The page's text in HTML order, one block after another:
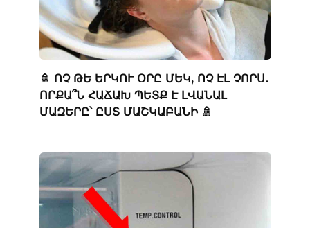
🚿 ՈՉ ԹԵ ԵՐԿՈՒ ՕՐԸ ՄԵԿ, ՈՉ ԷԼ ՉՈՐՍ․
ՈՐՔԱ՞Ն ՀԱՃԱԽ ՊԵՏՔ Է ԼՎԱՆԱԼ
ՄԱԶԵՐԸ՝ ԸՍՏ ՄԱՇԿԱԲԱՆԻ 🚿